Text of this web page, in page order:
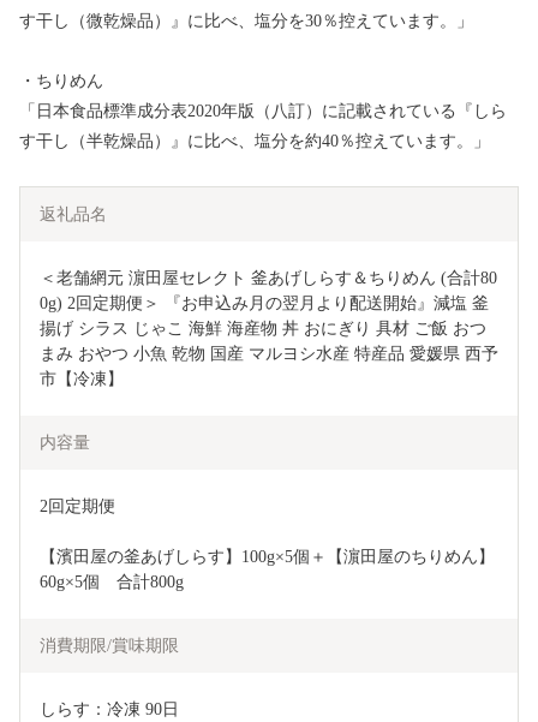
す干し（微乾燥品）』に比べ、塩分を30％控えています。」
・ちりめん
「日本食品標準成分表2020年版（八訂）に記載されている『しら
す干し（半乾燥品）』に比べ、塩分を約40％控えています。」
返礼品名
＜老舗網元 濵田屋セレクト 釜あげしらす＆ちりめん (合計80
0g) 2回定期便＞ 『お申込み月の翌月より配送開始』減塩 釜
揚げ シラス じゃこ 海鮮 海産物 丼 おにぎり 具材 ご飯 おつ
まみ おやつ 小魚 乾物 国産 マルヨシ水産 特産品 愛媛県 西予
市【冷凍】
内容量
2回定期便
【濱田屋の釜あげしらす】100g×5個＋【濵田屋のちりめん】
60g×5個　合計800g
消費期限/賞味期限
しらす：冷凍 90日